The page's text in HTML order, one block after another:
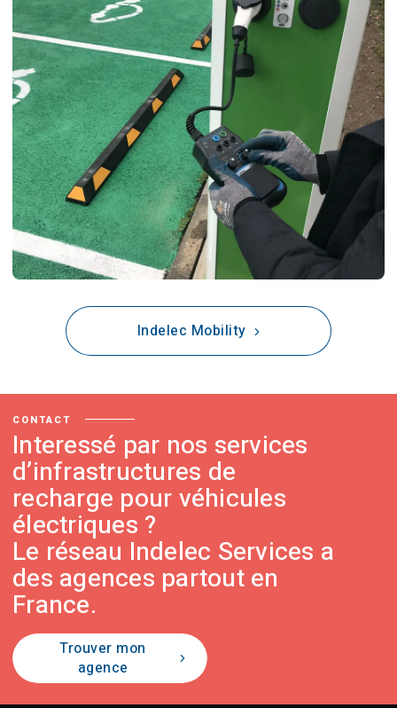
Indelec Mobility
CONTACT
Interessé par nos services
d’infrastructures de
recharge pour véhicules
électriques ?
Le réseau Indelec Services a
des agences partout en
France.
Trouver mon
agence